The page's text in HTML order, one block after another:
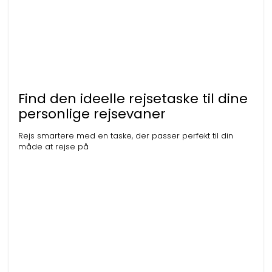
Find den ideelle rejsetaske til dine
personlige rejsevaner
Rejs smartere med en taske, der passer perfekt til din
måde at rejse på